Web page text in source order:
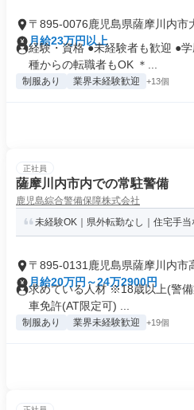
〒895-0076鹿児島県薩摩川内市
月給23万円以上
経験・資格 ●未経験者も歓迎 ●
種からの転職者もOK ＊...
制服あり 業界未経験歓迎 +13個
正社員
薩摩川内市内での常駐警備
鹿児島綜合警備保障株式会社
未経験OK｜県外転勤なし｜住宅手当
〒895-0131鹿児島県薩摩川内市
月給20万円～24万2900円
求めている人材 ※18歳以上(警
車免許(AT限定可) ...
制服あり 業界未経験歓迎 +19個